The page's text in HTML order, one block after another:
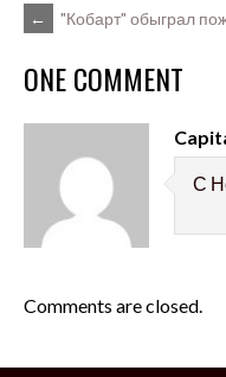
POST
NAVIGATION
← "Кобарт" обыграл
ONE COMMENT
С
Comments are closed.